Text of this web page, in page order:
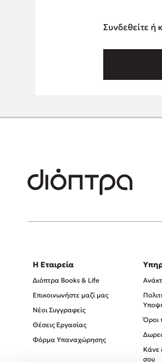
Συνδεθείτε ή
Η Εταιρεία
Διόπτρα Books & Life
Επικοινωνήστε μαζί μας
Νέοι Συγγραφείς
Θέσεις Εργασίας
Φόρμα Υπαναχώρησης
Όροι
Κάνε
σου